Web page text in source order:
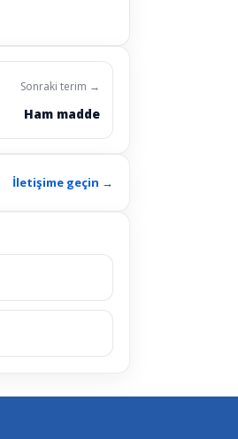
Sonraki terim →
Ham madde
İletişime geçin →